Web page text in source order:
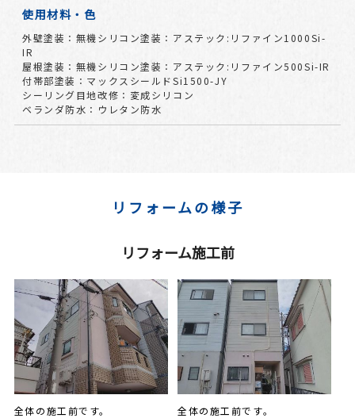
使用材料・色
外壁塗装：無機シリコン塗装：アステック:リファイン1000Si-
IR
屋根塗装：無機シリコン塗装：アステック:リファイン500Si-IR
付帯部塗装：マックスシールドSi1500-JY
シーリング目地改修：変成シリコン
ベランダ防水：ウレタン防水
リフォームの様子
リフォーム施工前
全体の施工前です。 全体の施工前です。